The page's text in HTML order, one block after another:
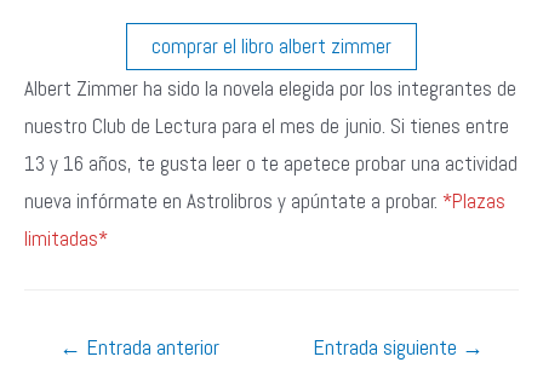
comprar el libro albert zimmer
Albert Zimmer ha sido la novela elegida por los integrantes de
nuestro Club de Lectura para el mes de junio. Si tienes entre
13 y 16 años, te gusta leer o te apetece probar una actividad
nueva infórmate en Astrolibros y apúntate a probar. *Plazas
limitadas*
Navegación
← Entrada anterior Entrada siguiente →